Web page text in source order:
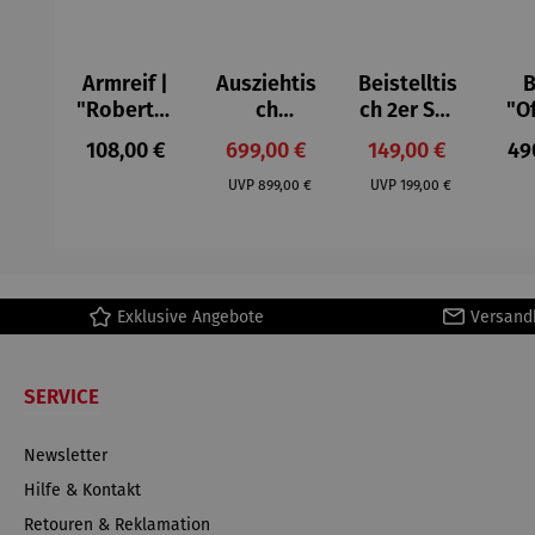
Armreif |
"Roberta"
– Anna
Mütz
Regulärer Preis:
108,00 €
Ausziehtis
ch
Aluminium
– Valor
Verkaufspreis:
699,00 €
UVP Regulärer Preis:
899,00 €
Beistelltis
ch 2er Set
– Dalias
Verkaufspreis:
149,00 €
UVP Regulärer Preis:
199,00 €
Exklusive Angebote
SERVICE
Newsletter
Hilfe & Kontakt
Retouren & Reklamation